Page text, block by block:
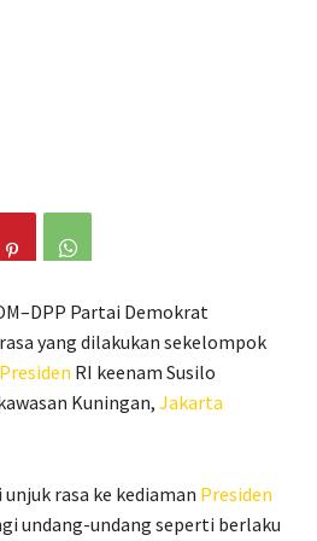
Partai Demokrat
yang dilakukan sekelompok
Presiden RI keenam Susilo
Kuningan, Jakarta
rasa ke kediaman Presiden
undang-undang seperti berlaku